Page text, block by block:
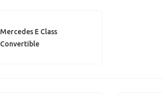
Mercedes E Class
Convertible